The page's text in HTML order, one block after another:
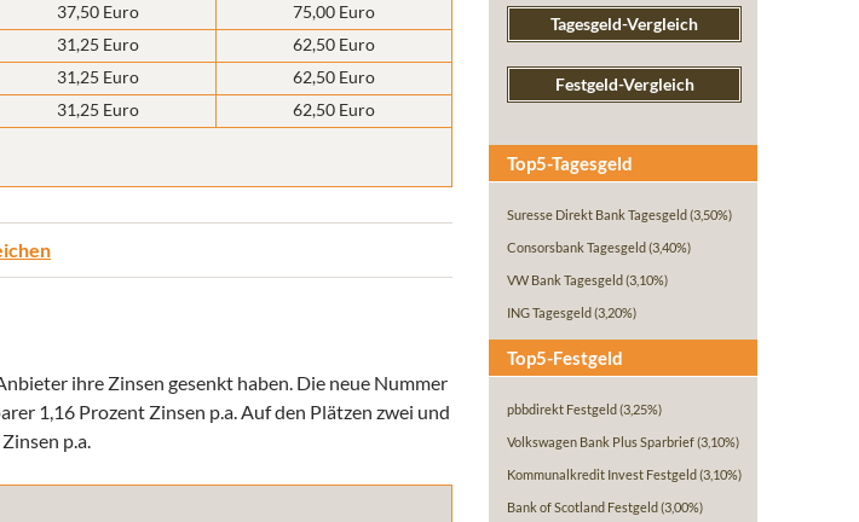
37,50 Euro
75,00 Euro
31,25 Euro
62,50 Euro
31,25 Euro
62,50 Euro
31,25 Euro 62,50 Euro
ihre Zinsen gesenkt haben. Die neue Nummer
1,16 Prozent Zinsen p.a. Auf den Plätzen zwei und
p.a.
Tagesgeld-Vergleich
Festgeld-Vergleich
Top5-Tagesgeld
Suresse Direkt Bank Tagesgeld (3,50%)
Consorsbank Tagesgeld (3,40%)
VW Bank Tagesgeld (3,10%)
ING Tagesgeld (3,20%)
Top5-Festgeld
pbbdirekt Festgeld (3,25%)
Volkswagen Bank Plus Sparbrief(3,10%)
Kommunalkredit Invest Festgeld (3,10%)
Bank of Scotland Festgeld (3,00%)